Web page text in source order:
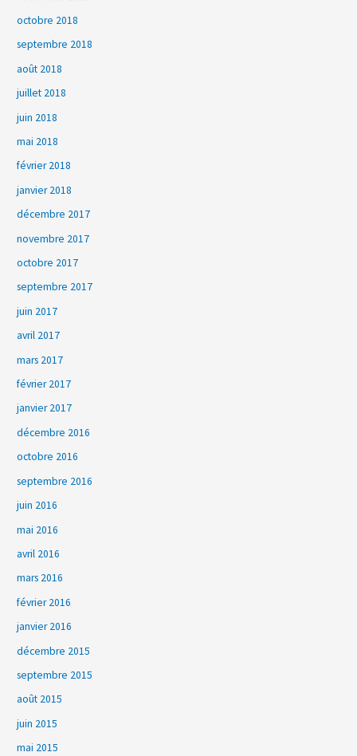
octobre 2018
septembre 2018
août 2018
juillet 2018
juin 2018
mai 2018
février 2018
janvier 2018
décembre 2017
novembre 2017
octobre 2017
septembre 2017
juin 2017
avril 2017
mars 2017
février 2017
janvier 2017
décembre 2016
octobre 2016
septembre 2016
juin 2016
mai 2016
avril 2016
mars 2016
février 2016
janvier 2016
décembre 2015
septembre 2015
août 2015
juin 2015
mai 2015